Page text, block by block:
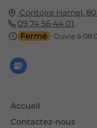
Contoire Hamel,
09 74 56 44 01
Fermé ⋅ Ouvre à
Accueil
Contactez-nous